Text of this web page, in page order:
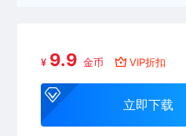
¥ 9.9 金币 VIP折扣
立即下载